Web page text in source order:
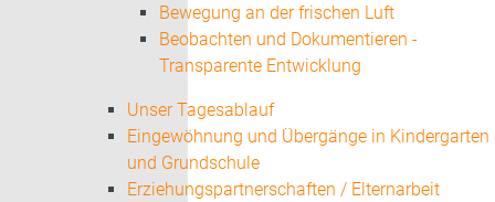
Bewegung an der frischen Luft
Beobachten und Dokumentieren -
Transparente Entwicklung
Unser Tagesablauf
Eingewöhnung und Übergänge in Kindergarten
und Grundschule
Erziehungspartnerschaften / Elternarbeit